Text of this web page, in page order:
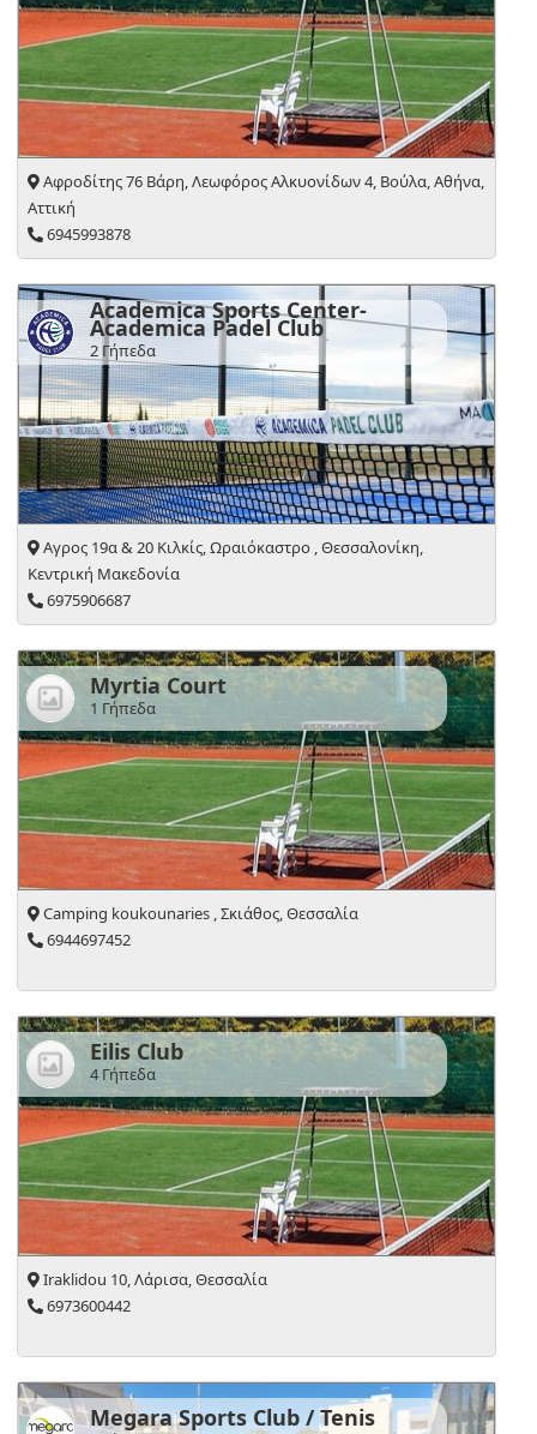
Αφροδίτης 76 Βάρη, Λεωφόρος Αλκυονίδων 4, Βούλα, Αθήνα,
Αττική
6945993878
Academica Sports Center-
Academica Padel Club
2 Γήπεδα
Αγρος 19α & 20 Κιλκίς, Ωραιόκαστρο , Θεσσαλονίκη,
Κεντρική Μακεδονία
6975906687
Myrtia Court
1 Γήπεδα
Camping koukounaries , Σκιάθος, Θεσσαλία
6944697452
Eilis Club
4 Γήπεδα
Iraklidou 10, Λάρισα, Θεσσαλία
6973600442
Megara Sports Club / Tenis